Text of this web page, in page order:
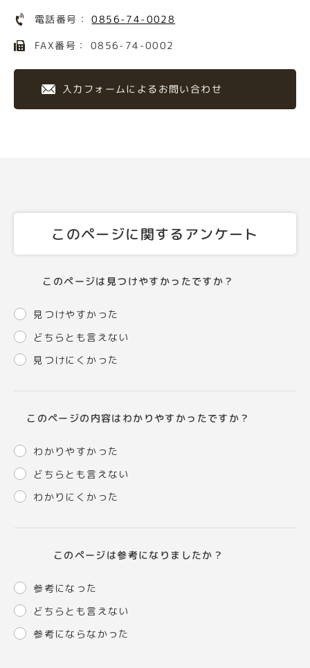
電話番号：0856-74-0028
FAX番号： 0856-74-0002
入力フォームによるお問い合わせ
このページに関するアンケート
このページは見つけやすかったですか？
見つけやすかった
どちらとも言えない
見つけにくかった
このページの内容はわかりやすかったですか？
わかりやすかった
どちらとも言えない
わかりにくかった
このページは参考になりましたか？
参考になった
どちらとも言えない
参考にならなかった